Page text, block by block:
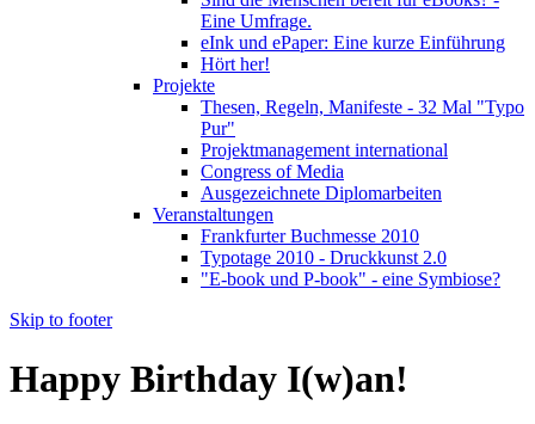
Eine Umfrage.
eInk und ePaper: Eine kurze Einführung
Hört her!
Projekte
Thesen, Regeln, Manifeste - 32 Mal "Typo
Pur"
Projektmanagement international
Congress of Media
Ausgezeichnete Diplomarbeiten
Veranstaltungen
Frankfurter Buchmesse 2010
Typotage 2010 - Druckkunst 2.0
"E-book und P-book" - eine Symbiose?
Skip to footer
Happy Birthday I(w)an!